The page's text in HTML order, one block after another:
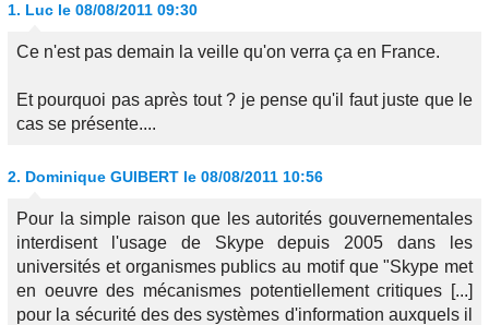
1. Luc le 08/08/2011 09:30
Ce n'est pas demain la veille qu'on verra ça en France.
Et pourquoi pas après tout ? je pense qu'il faut juste que le
cas se présente....
2. Dominique GUIBERT le 08/08/2011 10:56
Pour la simple raison que les autorités gouvernementales
interdisent l'usage de Skype depuis 2005 dans les
universités et organismes publics au motif que "Skype met
en oeuvre des mécanismes potentiellement critiques [...]
pour la sécurité des des systèmes d'information auxquels il